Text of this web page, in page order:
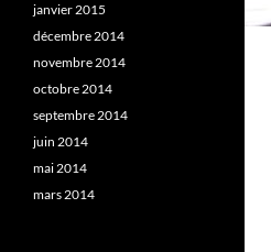
janvier 2015
décembre 2014
novembre 2014
octobre 2014
septembre 2014
juin 2014
mai 2014
mars 2014